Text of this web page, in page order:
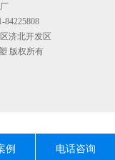
84225808
济北开发区
版权所有
例 电话咨询